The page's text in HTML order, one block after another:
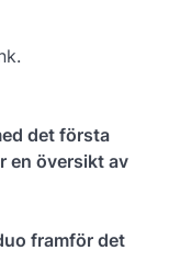
det första
en översikt av
framför det